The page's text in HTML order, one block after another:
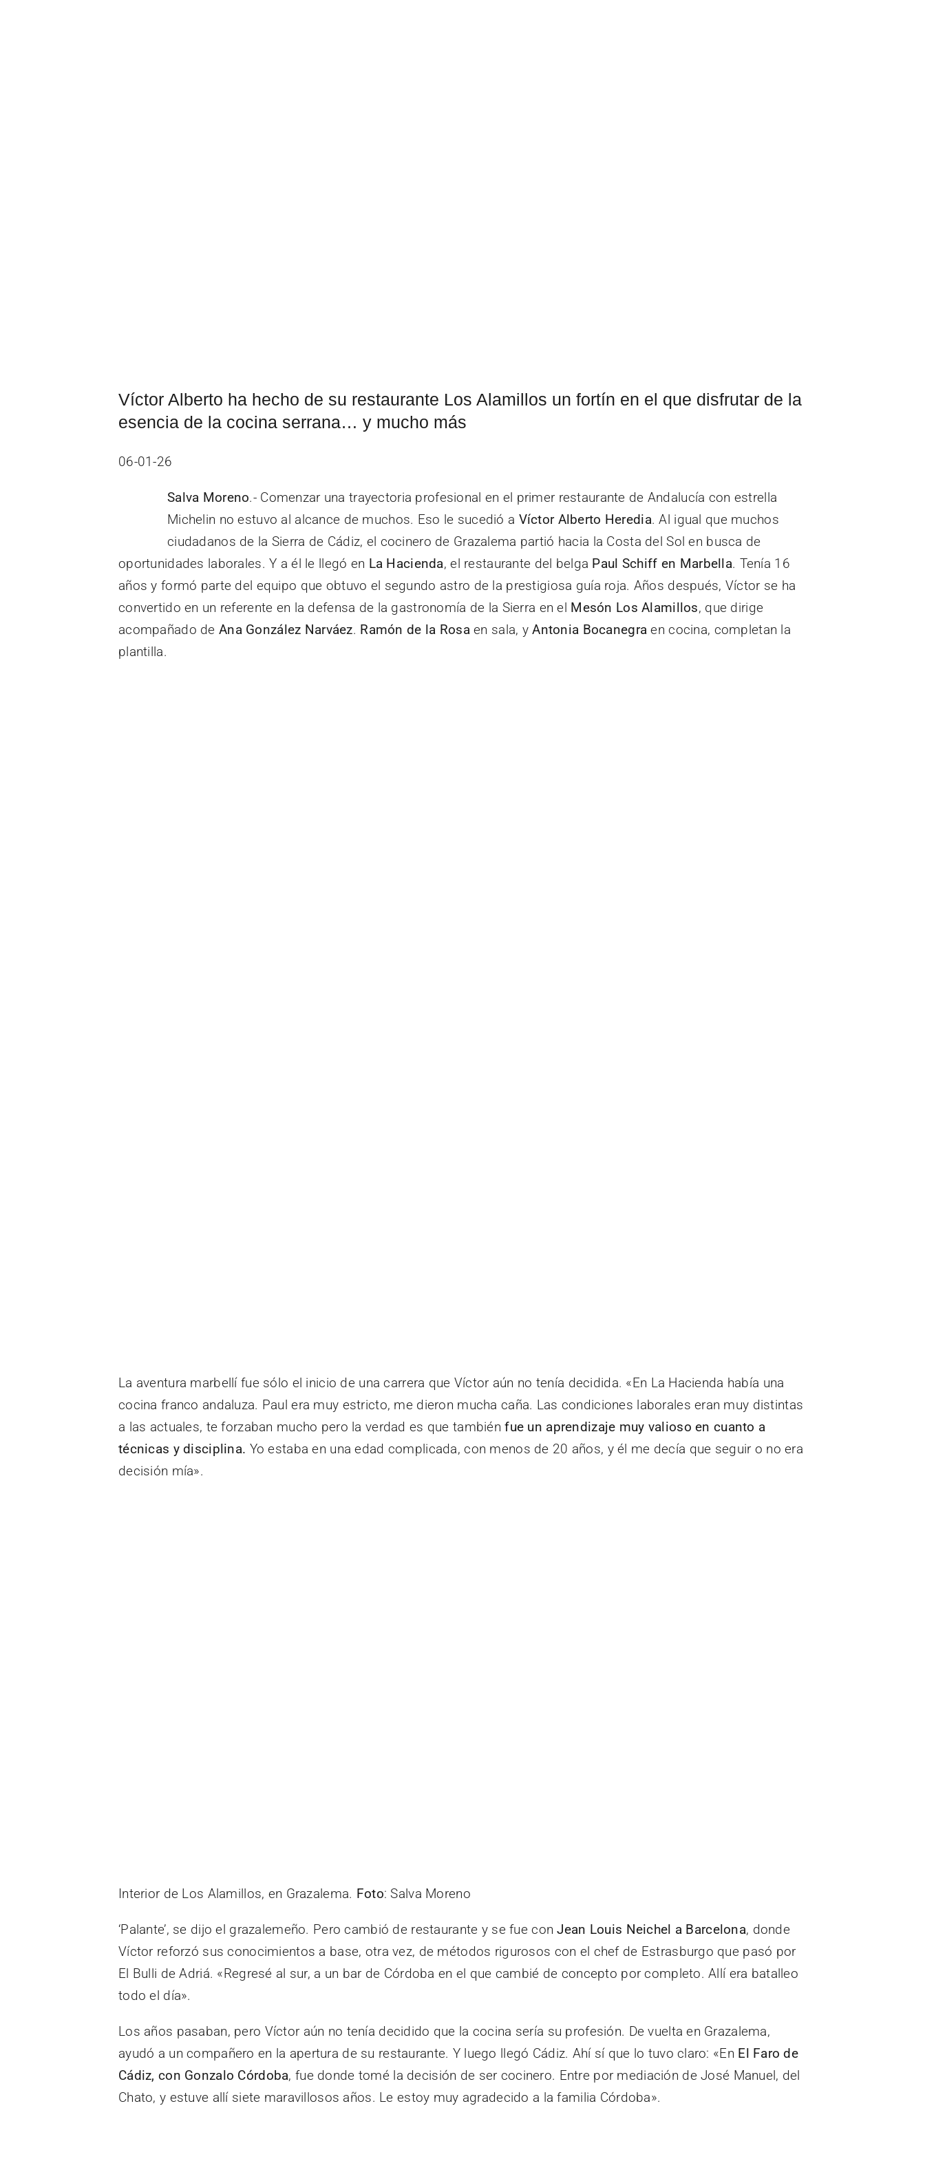
Víctor Alberto ha hecho de su restaurante Los Alamillos un fortín en el que disfrutar de la
esencia de la cocina serrana… y mucho más
06-01-26
Salva Moreno.- Comenzar una trayectoria profesional en el primer restaurante de Andalucía con estrella
Michelin no estuvo al alcance de muchos. Eso le sucedió a Víctor Alberto Heredia. Al igual que muchos
ciudadanos de la Sierra de Cádiz, el cocinero de Grazalema partió hacia la Costa del Sol en busca de
oportunidades laborales. Y a él le llegó en La Hacienda, el restaurante del belga Paul Schiff en Marbella. Tenía 16
años y formó parte del equipo que obtuvo el segundo astro de la prestigiosa guía roja. Años después, Víctor se ha
convertido en un referente en la defensa de la gastronomía de la Sierra en el Mesón Los Alamillos, que dirige
acompañado de Ana González Narváez. Ramón de la Rosaen sala, yAntonia Bocanegra en cocina, completan la
plantilla.
La aventura marbellí fue sólo el inicio de una carrera que Víctor aún no tenía decidida. «En La Hacienda había una
cocina franco andaluza. Paul era muy estricto, me dieron mucha caña. Las condiciones laborales eran muy distintas
a las actuales, te forzaban mucho pero la verdad es que tambiénfue un aprendizaje muy valioso en cuanto a
técnicas y disciplina. Yo estaba en una edad complicada, con menos de 20 años, y él me decía que seguir o no era
decisión mía».
Interior de Los Alamillos, en Grazalema. Foto: Salva Moreno
‘Palante’, se dijo el grazalemeño. Pero cambió de restaurante y se fue conJean Louis Neichel a Barcelona, donde
Víctor reforzó sus conocimientos a base, otra vez, de métodos rigurosos con el chef de Estrasburgo que pasó por
El Bulli de Adriá. «Regresé al sur, a un bar de Córdoba en el que cambié de concepto por completo. Allí era batalleo
todo el día».
Los años pasaban, pero Víctor aún no tenía decidido que la cocina sería su profesión. De vuelta en Grazalema,
ayudó a un compañero en la apertura de su restaurante. Y luego llegó Cádiz. Ahí sí que lo tuvo claro: «En El Faro de
Cádiz, con Gonzalo Córdoba, fue donde tomé la decisión de ser cocinero. Entre por mediación de José Manuel, del
Chato, y estuve allí siete maravillosos años. Le estoy muy agradecido a la familia Córdoba».